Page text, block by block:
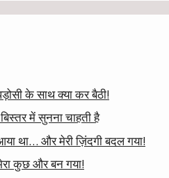
के साथ क्या कर बैठी!
में सुनना चाहती है
था… और मेरी ज़िंदगी बदल गया!
कुछ और बन गया!